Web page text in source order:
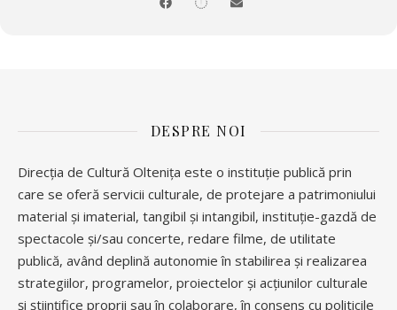
str. Argeșului nr. 6A, începând cu data de 13.03.2024 până
Pentru informații si rezervări vă rugăm să apelați la
Accesul la spectacol se va face în intervalul orar 18:15 – 18:50.
DESPRE NOI
Direcția de Cultură Oltenița este o instituție publică prin
care se oferă servicii culturale, de protejare a patrimoniului
material și imaterial, tangibil și intangibil, instituție-gazdă de
spectacole și/sau concerte, redare filme, de utilitate
publică, având deplină autonomie în stabilirea și realizarea
strategiilor, programelor, proiectelor și acțiunilor culturale
și științifice proprii sau în colaborare, în consens cu politicile